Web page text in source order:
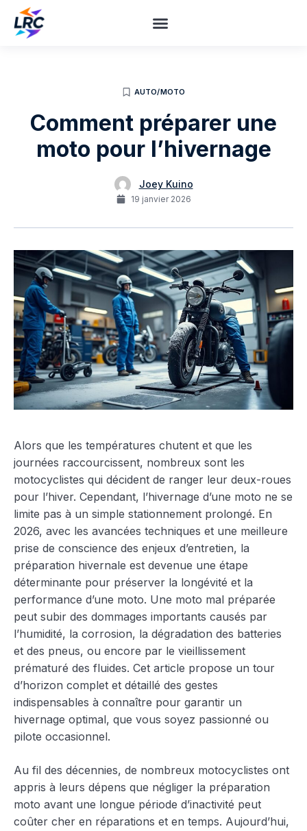
AUTO/MOTO
Comment préparer une
moto pour l’hivernage
Joey Kuino
19 janvier 2026
Alors que les températures chutent et que les
journées raccourcissent, nombreux sont les
motocyclistes qui décident de ranger leur deux-roues
pour l’hiver. Cependant, l’hivernage d’une moto ne se
limite pas à un simple stationnement prolongé. En
2026, avec les avancées techniques et une meilleure
prise de conscience des enjeux d’entretien, la
préparation hivernale est devenue une étape
déterminante pour préserver la longévité et la
performance d’une moto. Une moto mal préparée
peut subir des dommages importants causés par
l’humidité, la corrosion, la dégradation des batteries
et des pneus, ou encore par le vieillissement
prématuré des fluides. Cet article propose un tour
d’horizon complet et détaillé des gestes
indispensables à connaître pour garantir un
hivernage optimal, que vous soyez passionné ou
pilote occasionnel.
Au fil des décennies, de nombreux motocyclistes ont
appris à leurs dépens que négliger la préparation
moto avant une longue période d’inactivité peut
coûter cher en réparations et en temps. Aujourd’hui,